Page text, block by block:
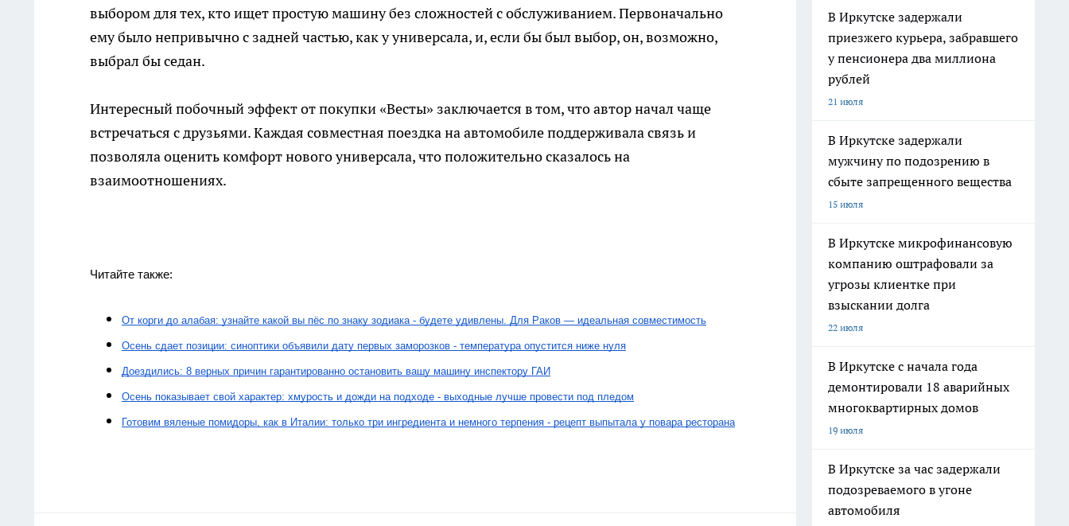
выбором для тех, кто ищет простую машину без сложностей с обслуживанием. Первоначально
ему было непривычно с задней частью, как у универсала, и, если бы был выбор, он, возможно,
выбрал бы седан.
Интересный побочный эффект от покупки «Весты» заключается в том, что автор начал чаще
встречаться с друзьями. Каждая совместная поездка на автомобиле поддерживала связь и
позволяла оценить комфорт нового универсала, что положительно сказалось на
взаимоотношениях.
Читайте также:
От корги до алабая: узнайте какой вы пёс по знаку зодиака - будете удивлены. Для Раков — идеальная совместимость
Осень сдает позиции: синоптики объявили дату первых заморозков - температура опустится ниже нуля
Доездились: 8 верных причин гарантированно остановить вашу машину инспектору ГАИ
Осень показывает свой характер: хмурость и дожди на подходе - выходные лучше провести под пледом
Готовим вяленые помидоры, как в Италии: только три ингредиента и немного терпения - рецепт выпытала у повара ресторана
В Иркутске задержали
приезжего курьера, забравшего
у пенсионера два миллиона
рублей
21 июля
В Иркутске задержали
мужчину по подозрению в
сбыте запрещенного вещества
15 июля
В Иркутске микрофинансовую
компанию оштрафовали за
угрозы клиентке при
взыскании долга
22 июля
В Иркутске с начала года
демонтировали 18 аварийных
многоквартирных домов
19 июля
В Иркутске за час задержали
подозреваемого в угоне
автомобиля